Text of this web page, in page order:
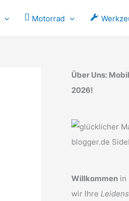
Motorrad
Über Uns:
2026!
Willkommen in
wir Ihre